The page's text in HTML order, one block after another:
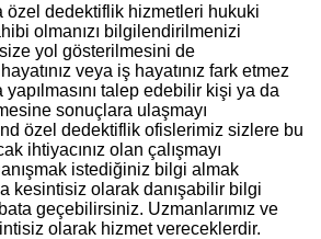
özel dedektiflik hizmetleri hukuki
olmanızı bilgilendirilmenizi
yol gösterilmesini de
veya iş hayatınız fark etmez
yapılmasını talep edebilir kişi ya da
sonuçlara ulaşmayı
özel dedektiflik ofislerimiz sizlere bu
ihtiyacınız olan çalışmayı
istediğiniz bilgi almak
kesintisiz olarak danışabilir bilgi
geçebilirsiniz. Uzmanlarımız ve
olarak hizmet vereceklerdir.